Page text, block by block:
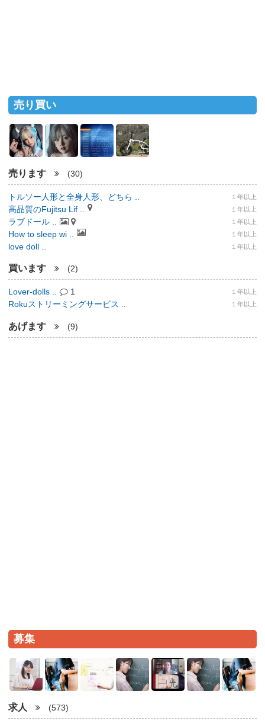
売り買い
売ります (30)
トルソー人形と全身人形、どちら .. １年以上
高品質のFujitsu Lif .. １年以上
ラブドール .. １年以上
How to sleep wi .. １年以上
love doll .. １年以上
買います (2)
Lover-dolls .. 1 １年以上
Rokuストリーミングサービス .. １年以上
あげます (9)
募集
求人 (573)